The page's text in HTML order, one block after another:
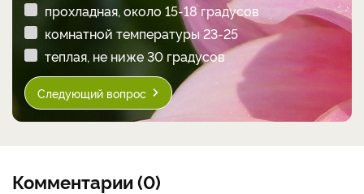
прохладная, около 15-18 градусов
комнатной температуры 23-25
теплая, не ниже 30 градусов
Следующий вопрос
Комментарии (0)